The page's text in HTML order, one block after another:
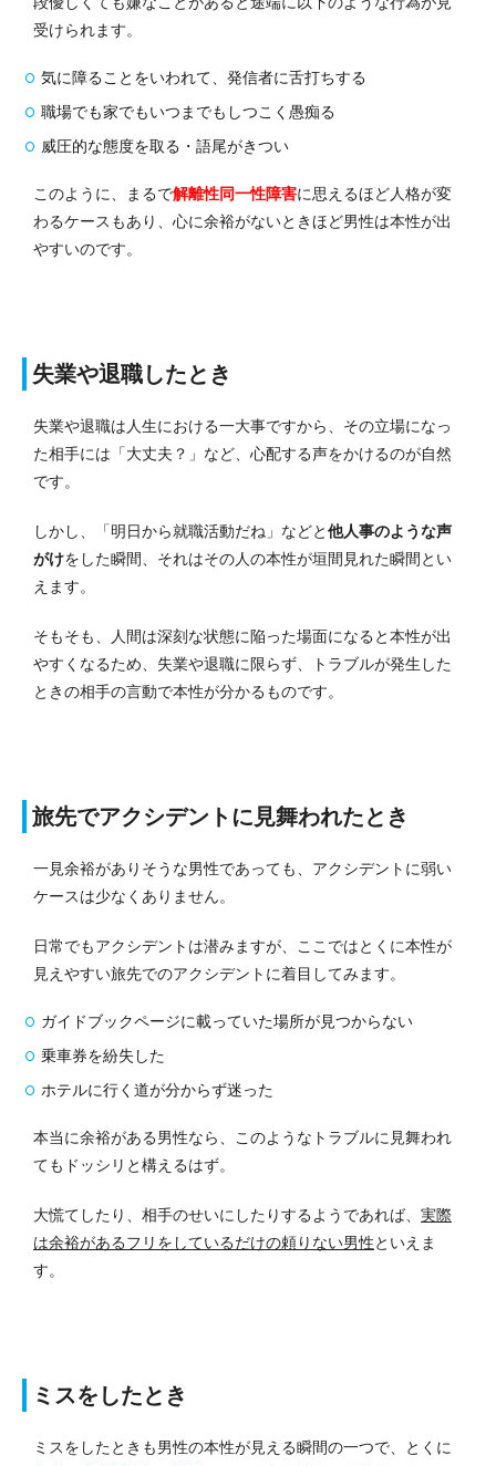
受けられます。
気に障ることをいわれて、発信者に舌打ちする
職場でも家でもいつまでもしつこく愚痴る
威圧的な態度を取る・語尾がきつい
このように、まるで解離性同一性障害に思えるほど人格が変
わるケースもあり、心に余裕がないときほど男性は本性が出
やすいのです。
失業や退職したとき
失業や退職は人生における一大事ですから、その立場になっ
た相手には「大丈夫？」など、心配する声をかけるのが自然
です。
しかし、「明日から就職活動だね」などと他人事のような声
がけをした瞬間、それはその人の本性が垣間見れた瞬間とい
えます。
そもそも、人間は深刻な状態に陥った場面になると本性が出
やすくなるため、失業や退職に限らず、トラブルが発生した
ときの相手の言動で本性が分かるものです。
旅先でアクシデントに見舞われたとき
一見余裕がありそうな男性であっても、アクシデントに弱い
ケースは少なくありません。
日常でもアクシデントは潜みますが、ここではとくに本性が
見えやすい旅先でのアクシデントに着目してみます。
ガイドブックページに載っていた場所が見つからない
乗車券を紛失した
ホテルに行く道が分からず迷った
本当に余裕がある男性なら、このようなトラブルに見舞われ
てもドッシリと構えるはず。
大慌てしたり、相手のせいにしたりするようであれば、 実際
は余裕があるフリをしているだけの頼りない男性といえま
す。
ミスをしたとき
ミスをしたときも男性の本性が見える瞬間の一つで、とくに